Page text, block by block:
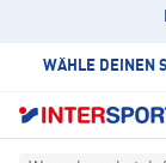
WÄHLE DEINEN